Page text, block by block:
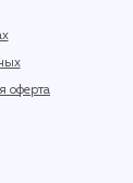
оферта